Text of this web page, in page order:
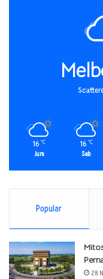
16 ℃
Jum
16 ℃
Sab
Popular
28